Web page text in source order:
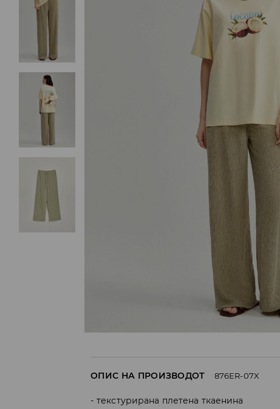
ОПИС НА ПРОИЗВОДОТ 876ER-07X
текстурирана плетена ткаенина